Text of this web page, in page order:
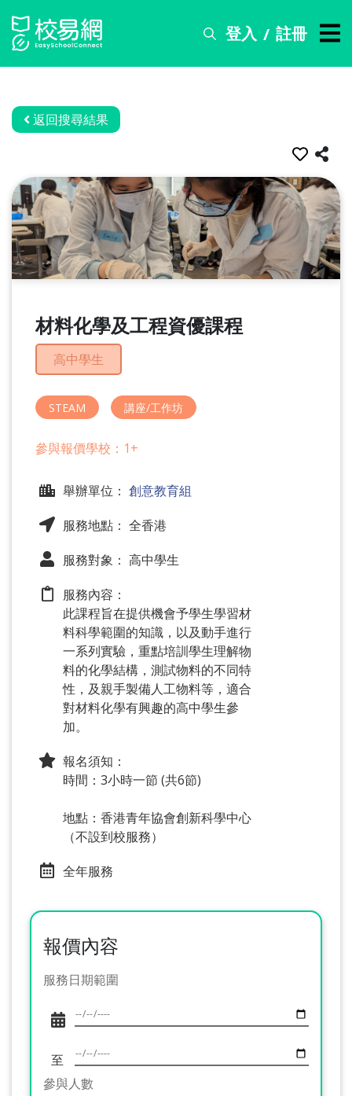
登入 / 註冊
搜
務
資
訊
關
於
我
返回搜尋結果
材料化學及工程資優課程
高中學生
STEAM 講座/工作坊
參與報價學校：1+
舉辦單位： 創意教育組
服務地點： 全香港
服務對象： 高中學生
服務內容：
此課程旨在提供機會予學生學習材
料科學範圍的知識，以及動手進行
一系列實驗，重點培訓學生理解物
料的化學結構，測試物料的不同特
性，及親手製備人工物料等，適合
對材料化學有興趣的高中學生參
加。
報名須知：
時間：3小時一節 (共6節)
地點：香港青年協會創新科學中心
（不設到校服務）
全年服務
報價內容
服務日期範圍
至
參與人數